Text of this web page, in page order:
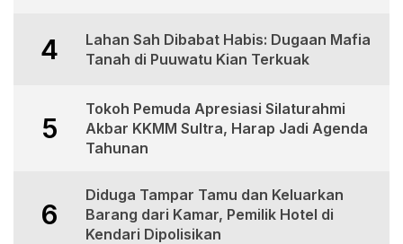
4
Lahan Sah Dibabat Habis: Dugaan Mafia
Tanah di Puuwatu Kian Terkuak
5
Tokoh Pemuda Apresiasi Silaturahmi
Akbar KKMM Sultra, Harap Jadi Agenda
Tahunan
6
Diduga Tampar Tamu dan Keluarkan
Barang dari Kamar, Pemilik Hotel di
Kendari Dipolisikan